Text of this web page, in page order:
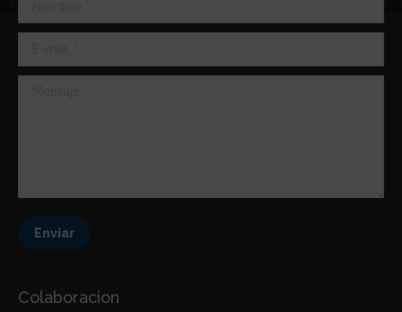
Enviar
Colaboracion